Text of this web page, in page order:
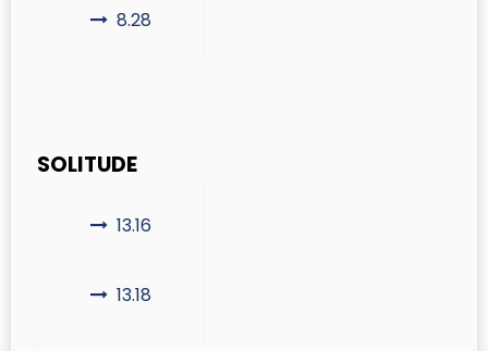
8.28
SOLITUDE
13.16
13.18